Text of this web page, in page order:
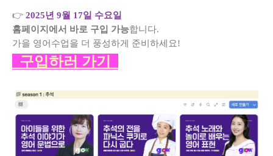
👉 2025년 9월 17일 수요일
홈페이지에서 바로 구입 가능합니다.
가을 영어수업을 더 풍성하게 준비하세요!
구입하러 가기